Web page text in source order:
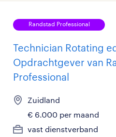
Randstad Professional
Technician Rotating
Opdrachtgever van
Professional
Zuidland
€ 6.000 per maand
vast dienstverband